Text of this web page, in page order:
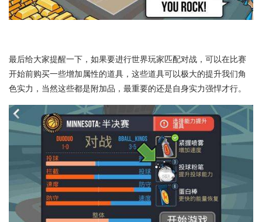
最后给大家提醒一下，如果要进行世界玩家匹配对战，可以在比赛
开始前购买一些增加属性的道具，这些道具可以极大的提升我们角
色实力，当然这些都是附加品，最重要的还是自身实力强悍才行。